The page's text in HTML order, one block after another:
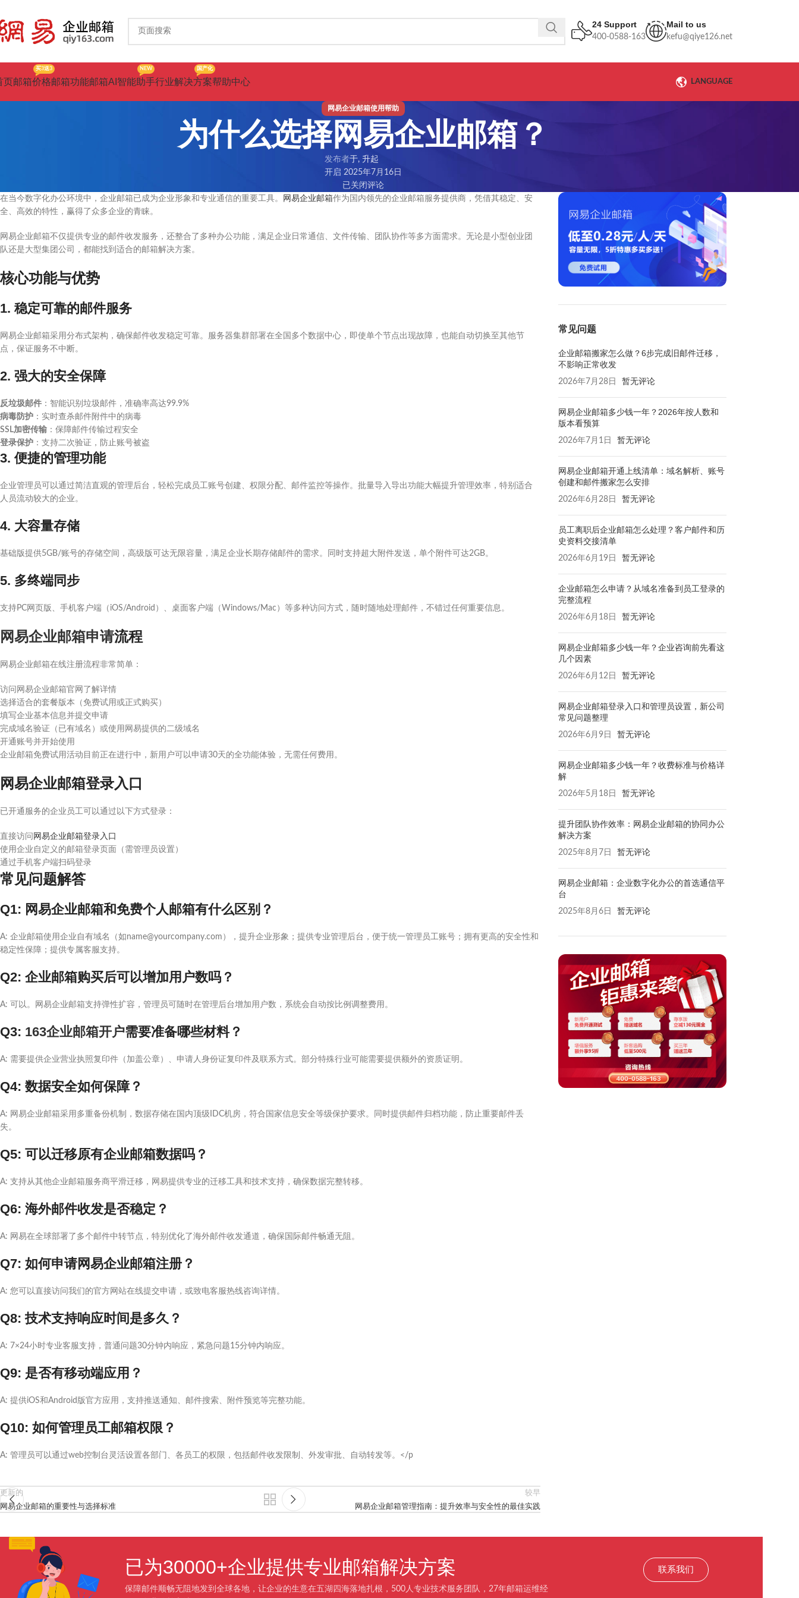
24 Support
400-0588-163
Mail to us
kefu@qiye126.net
页邮箱价格
买3送3
邮箱功能邮箱AI智能助手
NEW
行业解决方案
国产化
帮助中心 LANGUAGE
网易企业邮箱使用帮助
为什么选择网易企业邮箱？
发布者于, 升起
开启 2025年7月16日
已关闭评论
在当今数字化办公环境中，企业邮箱已成为企业形象和专业通信的重要工具。
网易企业邮箱作为国内领先的企业邮箱服务提供商，凭借其稳定、安
全、高效的特性，赢得了众多企业的青睐。
网易企业邮箱不仅提供专业的邮件收发服务，还整合了多种办公功能，满足企业日常通信、文件传输、团队协作等多方面需求。无论是小型创业团
队还是大型集团公司，都能找到适合的邮箱解决方案。
核心功能与优势
1. 稳定可靠的邮件服务
网易企业邮箱采用分布式架构，确保邮件收发稳定可靠。服务器集群部署在全国多个数据中心，即使单个节点出现故障，也能自动切换至其他节
点，保证服务不中断。
2. 强大的安全保障
反垃圾邮件 ：智能识别垃圾邮件，准确率高达99.9%
病毒防护 ：实时查杀邮件附件中的病毒
SSL加密传输 ：保障邮件传输过程安全
登录保护 ：支持二次验证，防止账号被盗
3. 便捷的管理功能
企业管理员可以通过简洁直观的管理后台，轻松完成员工账号创建、权限分配、邮件监控等操作。批量导入导出功能大幅提升管理效率，特别适合
人员流动较大的企业。
4. 大容量存储
基础版提供5GB/账号的存储空间，高级版可达无限容量，满足企业长期存储邮件的需求。同时支持超大附件发送，单个附件可达2GB。
5. 多终端同步
支持PC网页版、手机客户端（iOS/Android）、桌面客户端（Windows/Mac）等多种访问方式，随时随地处理邮件，不错过任何重要信息。
网易企业邮箱申请流程
网易企业邮箱在线注册流程非常简单：
访问网易企业邮箱官网了解详情
选择适合的套餐版本（免费试用或正式购买）
填写企业基本信息并提交申请
完成域名验证（已有域名）或使用网易提供的二级域名
开通账号并开始使用
企业邮箱免费试用活动目前正在进行中，新用户可以申请30天的全功能体验，无需任何费用。
网易企业邮箱登录入口
已开通服务的企业员工可以通过以下方式登录：
直接访问 网易企业邮箱登录入口
使用企业自定义的邮箱登录页面（需管理员设置）
通过手机客户端扫码登录
常见问题解答
Q1: 网易企业邮箱和免费个人邮箱有什么区别？
A: 企业邮箱使用企业自有域名（如name@yourcompany.com），提升企业形象；提供专业管理后台，便于统一管理员工账号；拥有更高的安全性和
稳定性保障；提供专属客服支持。
Q2: 企业邮箱购买后可以增加用户数吗？
A: 可以。网易企业邮箱支持弹性扩容，管理员可随时在管理后台增加用户数，系统会自动按比例调整费用。
Q3: 163企业邮箱开户需要准备哪些材料？
A: 需要提供企业营业执照复印件（加盖公章）、申请人身份证复印件及联系方式。部分特殊行业可能需要提供额外的资质证明。
Q4: 数据安全如何保障？
A: 网易企业邮箱采用多重备份机制，数据存储在国内顶级IDC机房，符合国家信息安全等级保护要求。同时提供邮件归档功能，防止重要邮件丢
失。
Q5: 可以迁移原有企业邮箱数据吗？
A: 支持从其他企业邮箱服务商平滑迁移，网易提供专业的迁移工具和技术支持，确保数据完整转移。
Q6: 海外邮件收发是否稳定？
A: 网易在全球部署了多个邮件中转节点，特别优化了海外邮件收发通道，确保国际邮件畅通无阻。
Q7: 如何申请网易企业邮箱注册？
A: 您可以直接访问我们的官方网站在线提交申请，或致电客服热线咨询详情。
Q8: 技术支持响应时间是多久？
A: 7×24小时专业客服支持，普通问题30分钟内响应，紧急问题15分钟内响应。
Q9: 是否有移动端应用？
A: 提供iOS和Android版官方应用，支持推送通知、邮件搜索、附件预览等完整功能。
Q10: 如何管理员工邮箱权限？
A: 管理员可以通过web控制台灵活设置各部门、各员工的权限，包括邮件收发限制、外发审批、自动转发等。</p
更新的
网易企业邮箱的重要性与选择标准
较早
网易企业邮箱管理指南：提升效率与安全性的最佳实践
常见问题
企业邮箱搬家怎么做？6步完成旧邮件迁移，
不影响正常收发
2026年7月28日 暂无评论
网易企业邮箱多少钱一年？2026年按人数和
版本看预算
2026年7月1日 暂无评论
网易企业邮箱开通上线清单：域名解析、账号
创建和邮件搬家怎么安排
2026年6月28日 暂无评论
员工离职后企业邮箱怎么处理？客户邮件和历
史资料交接清单
2026年6月19日 暂无评论
企业邮箱怎么申请？从域名准备到员工登录的
完整流程
2026年6月18日 暂无评论
网易企业邮箱多少钱一年？企业咨询前先看这
几个因素
2026年6月12日 暂无评论
网易企业邮箱登录入口和管理员设置，新公司
常见问题整理
2026年6月9日 暂无评论
网易企业邮箱多少钱一年？收费标准与价格详
解
2026年5月18日 暂无评论
提升团队协作效率：网易企业邮箱的协同办公
解决方案
2025年8月7日 暂无评论
网易企业邮箱：企业数字化办公的首选通信平
台
2025年8月6日 暂无评论
已为30000+企业提供专业邮箱解决方案
保障邮件顺畅无阻地发到全球各地，让企业的生意在五湖四海落地扎根，500人专业技术服务团队，27年邮箱运维经
联系我们